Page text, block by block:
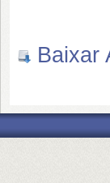
Baixar